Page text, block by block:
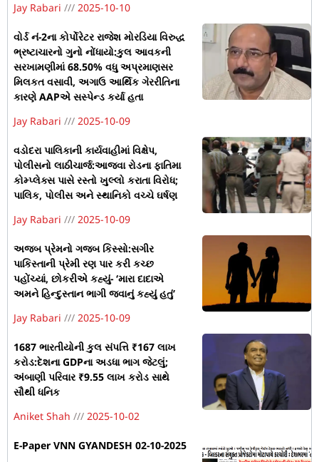
Jay Rabari
2025-10-10
વોર્ડ નં-2ના કોર્પોરેટર રાજેશ મોરડિયા વિરુદ્ધ
ભ્રષ્ટાચારનો ગુનો નોંધાયો:કુલ આવકની
સરખામણીમાં 68.50% વધુ અપ્રમાણસર
મિલકત વસાવી, અગાઉ આર્થિક ગેરરીતિના
કારણે AAPએ સસ્પેન્ડ કર્યા હતા
Jay Rabari
2025-10-09
વડોદરા પાલિકાની કાર્યવાહીમાં વિક્ષેપ,
પોલીસનો લાઠીચાર્જ:આજવા રોડના ફાતિમા
કોમ્પ્લેક્સ પાસે રસ્તો ખુલ્લો કરાતા વિરોધ;
પાલિક, પોલીસ અને સ્થાનિકો વચ્ચે ઘર્ષણ
Jay Rabari
2025-10-09
અજબ પ્રેમનો ગજબ કિસ્સો:સગીર
પાકિસ્તાની પ્રેમી રણ પાર કરી કચ્છ
પહોંચ્યાં, છોકરીએ કહ્યું- ‘મારા દાદાએ
અમને હિન્દુસ્તાન ભાગી જવાનું કહ્યું હતું’
Jay Rabari
2025-10-09
1687 ભારતીયોની કુલ સંપત્તિ ₹167 લાખ
કરોડ:દેશના GDPના અડધા ભાગ જેટલું;
અંબાણી પરિવાર ₹9.55 લાખ કરોડ સાથે
સૌથી ધનિક
Aniket Shah
2025-10-02
E-Paper VNN GYANDESH 02-10-2025